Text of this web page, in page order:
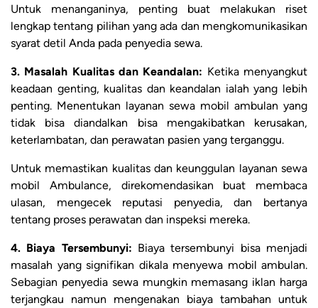
Untuk menanganinya, penting buat melakukan riset
lengkap tentang pilihan yang ada dan mengkomunikasikan
syarat detil Anda pada penyedia sewa.
3. Masalah Kualitas dan Keandalan: Ketika menyangkut
keadaan genting, kualitas dan keandalan ialah yang lebih
penting. Menentukan layanan sewa mobil ambulan yang
tidak bisa diandalkan bisa mengakibatkan kerusakan,
keterlambatan, dan perawatan pasien yang terganggu.
Untuk memastikan kualitas dan keunggulan layanan sewa
mobil Ambulance, direkomendasikan buat membaca
ulasan, mengecek reputasi penyedia, dan bertanya
tentang proses perawatan dan inspeksi mereka.
4. Biaya Tersembunyi: Biaya tersembunyi bisa menjadi
masalah yang signifikan dikala menyewa mobil ambulan.
Sebagian penyedia sewa mungkin memasang iklan harga
terjangkau namun mengenakan biaya tambahan untuk